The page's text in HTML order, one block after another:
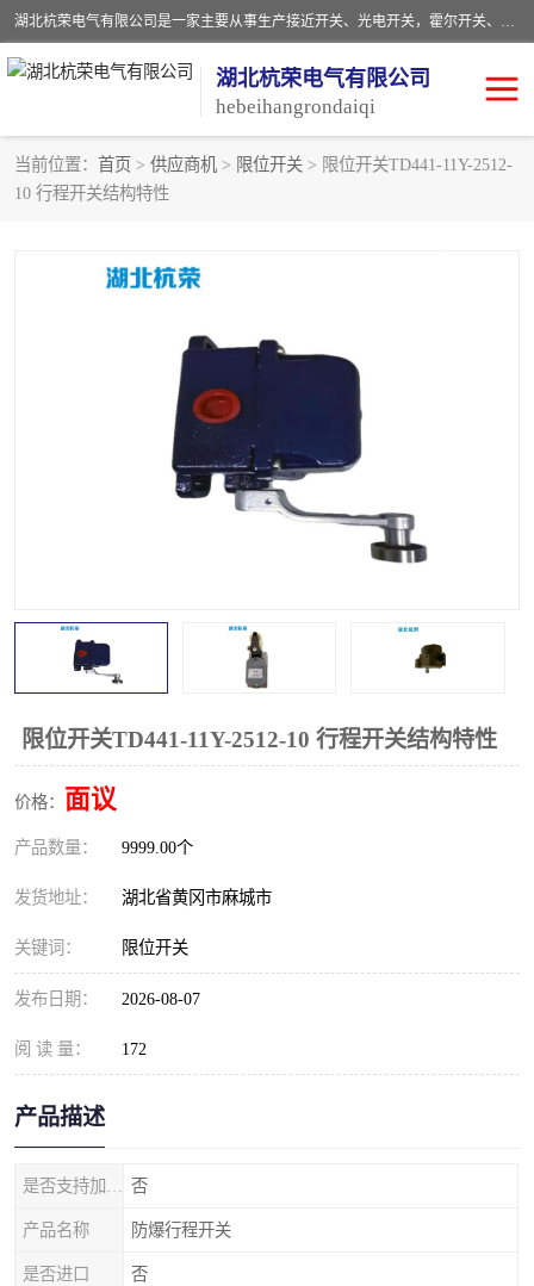
湖北杭荣电气有限公司是一家主要从事生产接近开关、光电开关，霍尔开关、两级跑偏开关、双向拉绳开关、速度监测器、皮带打滑开关、阻旋式料位开关、皮带纵向撕裂开关、溜槽堵塞开关、声光报警器、矿用磁性井筒开关等，主营行业：电气设备、仪器仪表制造, 高低压电器，成套电气设备，矿用防爆机电设备，皮带机综合保护系统，防爆电器，传感器，工矿配件，电器配件，自动化工业机器人的研发，制造，加工销售。
湖北杭荣电气有限公司
hebeihangrondaiqi
当前位置： 首页 > 供应商机 > 限位开关 > 限位开关TD441-11Y-2512-
10 行程开关结构特性
限位开关TD441-11Y-2512-10 行程开关结构特性
价格： 面议
产品数量： 9999.00个
发货地址： 湖北省黄冈市麻城市
关键词： 限位开关
发布日期： 2026-08-07
阅 读 量： 172
产品描述
否
产品名称 防爆行程开关
是否进口 否
阻旋料位开关
音叉开关
滑线指示灯
光电开关
打滑开关
溜槽堵塞检测开关
限位开关 速度检测器
速度传感器
微电脑超速开关